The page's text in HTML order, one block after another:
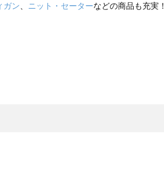
ガン ニット・セーターなどの商品も充実！